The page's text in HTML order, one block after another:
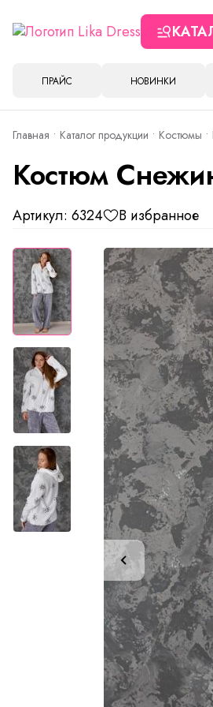
ПРАЙС НОВИНКИ
Главная Каталог продукции Костюмы
Костюм
Артикул: 6324 В избранное